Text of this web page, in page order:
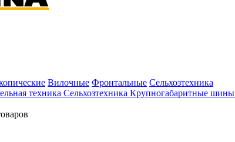
Вилочные Фронтальные Сельхозтехника
техника Сельхозтехника Крупногабаритные шины